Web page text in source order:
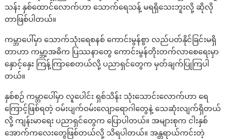
သန်း နှစ်ထောင်လောက်ဟာ သောက်ရေသန့် မရရှိသေးဘူးလို့ ဆိုလို
တာဖြစ်ပါတယ်။
ကမ္ဘာပေါ်မှာ သောက်သုံးရေစနစ် ကောင်းမွန်စွာ လည်ပတ်နိုင်ခြင်းမရှိ
တာဟာ ကမ္ဘာ့အဓိက ပြဿနာတွေ ကောင်းမွန်တိုးတက်လာစေရေးမှာ
နှောင့်နှေး ကြန့်ကြာစေတယ်လို့ ပညာရှင်တွေက မှတ်ချက်ပြုကြပါ
တယ်။
နှစ်စဉ် ကမ္ဘာပေါ်မှာ လူပေါင်း ရှစ်သိန်း သုံးသောင်းလောက်ဟာ ရေ
ကြောင့်ဖြစ်ရတဲ့ ဝမ်းပျက်ဝမ်းလျောရောဂါတွေနဲ့ သေဆုံးလျက်ရှိတယ်
လို့ ကျန်းမာရေး ပညာရှင်တွေက ပြောပါတယ်။ အများစုက ငါးနှစ်
အောက်ကလေးတွေဖြစ်တယ်လို့ သိရပါတယ်။ အန္တရာယ်ကင်းတဲ့